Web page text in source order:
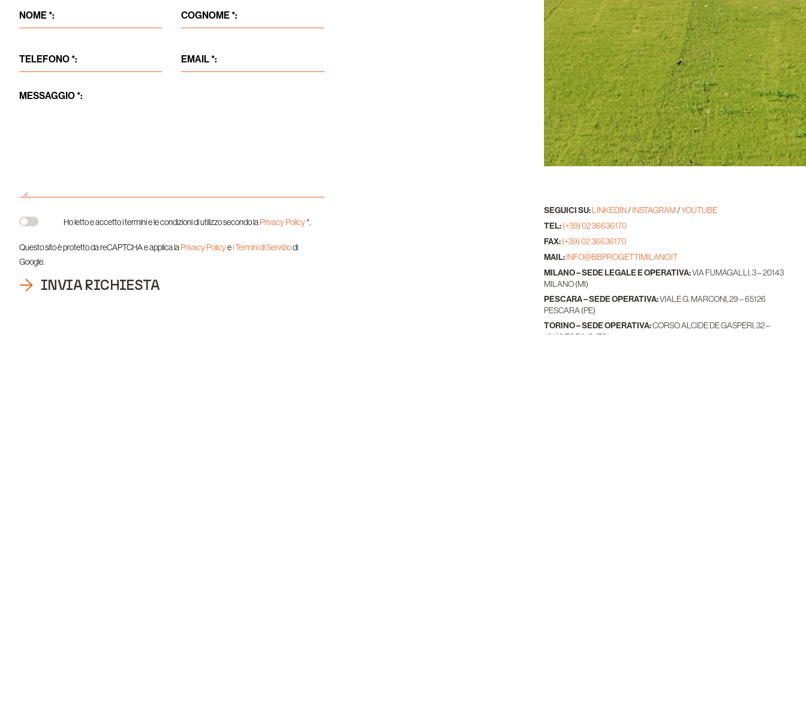
NOME *: COGNOME *:
TELEFONO *: EMAIL *:
MESSAGGIO *:
Ho letto e accetto i termini e le condizioni di utilizzo secondo la Privacy Policy*.
Questo sito è protetto da reCAPTCHA e applica la Privacy Policyei Termini di Serviziodi
Google.
INVIA RICHIESTA
SEGUICI SU: LINKEDIN/INSTAGRAM/YOUTUBE
TEL:(+39) 02 36636170
FAX:(+39) 02 36636170
MAIL:INFO@BBPROGETTIMILANO.IT
MILANO – SEDE LEGALE E OPERATIVA:VIA FUMAGALLI, 3 – 20143
MILANO (MI)
PESCARA – SEDE OPERATIVA:VIALE G. MARCONI, 29 – 65126
PESCARA (PE)
TORINO – SEDE OPERATIVA:CORSO ALCIDE DE GASPERI, 32 –
10129 TORINO (TO)